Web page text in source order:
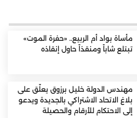
مأساة بواد أم الربيع.. «حفرة الموت»
تبتلع شاباً ومنقذاً حاول إنقاذه
مهندس الدولة خليل برزوق يعلّق على
بلاغ الاتحاد الاشتراكي بالجديدة ويدعو
إلى الاحتكام للأرقام والحصيلة